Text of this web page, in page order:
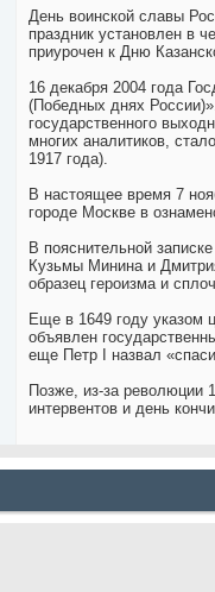
День воинской славы
праздник установлен в
приурочен к Дню
16 декабря 2004 года
(Победных днях
государственного
многих аналитиков,
1917 года).
В настоящее время 7
городе Москве в
В пояснительной
Кузьмы Минина и
образец героизма и
Еще в 1649 году указом
объявлен
еще Петр I назвал
Позже, из-за революции
интервентов и день